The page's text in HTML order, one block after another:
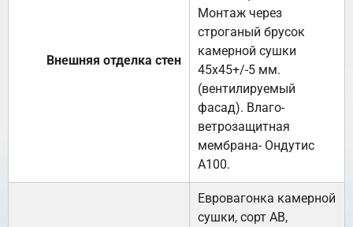
Внешняя отделка стен
Монтаж через
строганый брусок
камерной сушки
45х45+/-5 мм.
(вентилируемый
фасад). Влаго-
ветрозащитная
мембрана- Ондутис
А100.
Евровагонка камерной
сушки, сорт АВ,